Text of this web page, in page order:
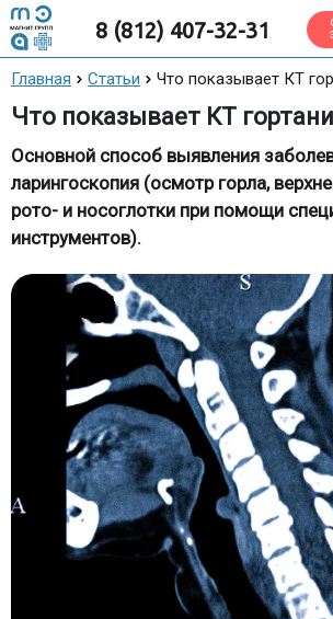
8 (812) 407-32-31
Главная Статьи Что показывает КТ
Что показывает КТ
Основной способ выявления
ларингоскопия (осмотр горла,
рото- и носоглотки при помощи
инструментов).